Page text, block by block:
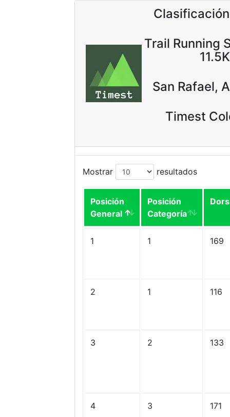
Trail Running
11.5K
San Rafael,
Timest
Mostrar resultados
Posición
General
Posición
Categoría
1 1 169
2 1 116
3 2 133
4 3 171